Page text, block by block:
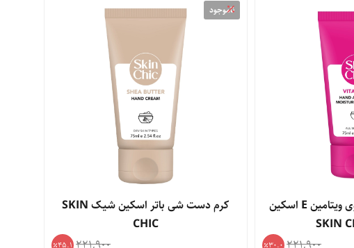
کرم دست و ناخن حاوی ویتامین E اسکین
30.0
ناموجود
کرم دست شی باتر اسکین شیک SKIN
CHIC
45.1